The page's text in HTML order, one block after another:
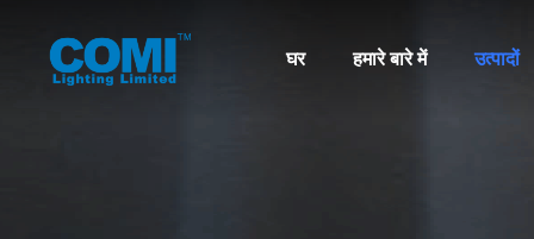
घर हमारे बारे में उत्पादों